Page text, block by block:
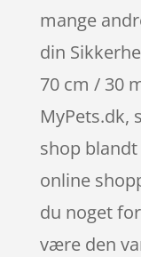
mange
din
70 cm / 30
MyPets.dk,
shop
online
du noget
være den